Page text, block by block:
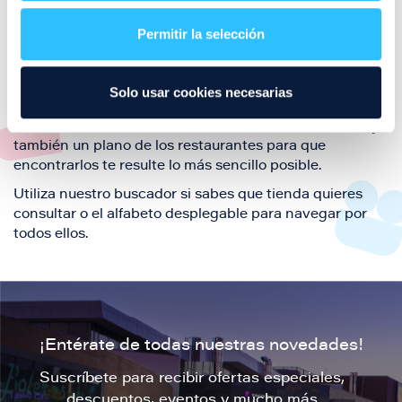
Permitir la selección
Solo usar cookies necesarias
también de nuestra oferta de ocio y shopping durante
tu visita.
El este directorio de restaurantes de Puerto Venecia
también un plano de los restaurantes para que
encontrarlos te resulte lo más sencillo posible.
Utiliza nuestro buscador si sabes que tienda quieres
consultar o el alfabeto desplegable para navegar por
todos ellos.
¡Entérate de todas nuestras novedades!
Suscríbete para recibir ofertas especiales,